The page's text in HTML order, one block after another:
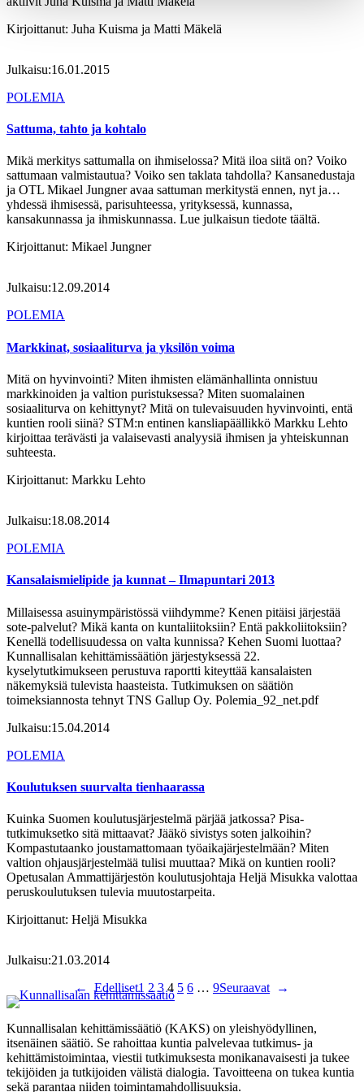
Kirjoittanut: Juha Kuisma ja Matti Mäkelä
Julkaisu:16.01.2015
POLEMIA
Sattuma, tahto ja kohtalo
Mikä merkitys sattumalla on ihmiselossa? Mitä iloa siitä on? Voiko
sattumaan valmistautua? Voiko sen taklata tahdolla? Kansanedustaja
ja OTL Mikael Jungner avaa sattuman merkitystä ennen, nyt ja…
yhdessä ihmisessä, parisuhteessa, yrityksessä, kunnassa,
kansakunnassa ja ihmiskunnassa. Lue julkaisun tiedote täältä.
Kirjoittanut: Mikael Jungner
Julkaisu:12.09.2014
POLEMIA
Markkinat, sosiaaliturva ja yksilön voima
Mitä on hyvinvointi? Miten ihmisten elämänhallinta onnistuu
markkinoiden ja valtion puristuksessa? Miten suomalainen
sosiaaliturva on kehittynyt? Mitä on tulevaisuuden hyvinvointi, entä
kuntien rooli siinä? STM:n entinen kansliapäällikkö Markku Lehto
kirjoittaa terävästi ja valaisevasti analyysiä ihmisen ja yhteiskunnan
suhteesta.
Kirjoittanut: Markku Lehto
Julkaisu:18.08.2014
POLEMIA
Kansalaismielipide ja kunnat – Ilmapuntari 2013
Millaisessa asuinympäristössä viihdymme? Kenen pitäisi järjestää
sote-palvelut? Mikä kanta on kuntaliitoksiin? Entä pakkoliitoksiin?
Kenellä todellisuudessa on valta kunnissa? Kehen Suomi luottaa?
Kunnallisalan kehittämissäätiön järjestyksessä 22.
kyselytutkimukseen perustuva raportti kiteyttää kansalaisten
näkemyksiä tulevista haasteista. Tutkimuksen on säätiön
toimeksiannosta tehnyt TNS Gallup Oy. Polemia_92_net.pdf
Julkaisu:15.04.2014
POLEMIA
Koulutuksen suurvalta tienhaarassa
Kuinka Suomen koulutusjärjestelmä pärjää jatkossa? Pisa-
tutkimuksetko sitä mittaavat? Jääkö sivistys soten jalkoihin?
Kompastutaanko joustamattomaan työaikajärjestelmään? Miten
valtion ohjausjärjestelmää tulisi muuttaa? Mikä on kuntien rooli?
Opetusalan Ammattijärjestön koulutusjohtaja Heljä Misukka valottaa
peruskoulutuksen tulevia muutostarpeita.
Kirjoittanut: Heljä Misukka
Julkaisu:21.03.2014
←
Edelliset1 2 3 4 5 6 … 9Seuraavat →
Kunnallisalan kehittämissäätiö (KAKS) on yleishyödyllinen,
itsenäinen säätiö. Se rahoittaa kuntia palvelevaa tutkimus- ja
kehittämistoimintaa, viestii tutkimuksesta monikanavaisesti ja tukee
tekijöiden ja tutkijoiden välistä dialogia. Tavoitteena on tukea kuntia
sekä parantaa niiden toimintamahdollisuuksia.